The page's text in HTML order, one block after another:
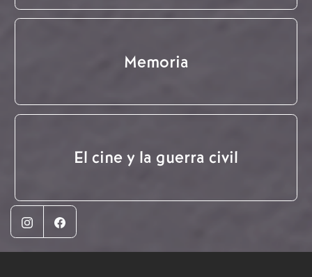
Memoria
El cine y la guerra civil
InstagramFacebook